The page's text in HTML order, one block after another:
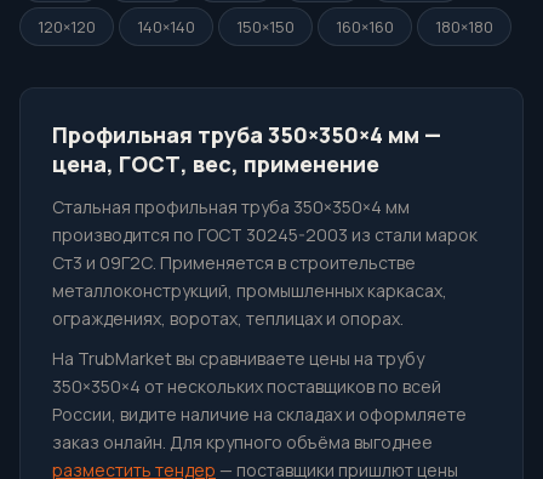
120×120
140×140 150×150 160×160 180×180
Профильная труба 350×350×4 мм —
цена, ГОСТ, вес, применение
Стальная профильная труба 350×350×4 мм
производится по ГОСТ 30245-2003 из стали марок
Ст3 и 09Г2С. Применяется в строительстве
металлоконструкций, промышленных каркасах,
ограждениях, воротах, теплицах и опорах.
На TrubMarket вы сравниваете цены на трубу
350×350×4 от нескольких поставщиков по всей
России, видите наличие на складах и оформляете
заказ онлайн. Для крупного объёма выгоднее
разместить тендер — поставщики пришлют цены